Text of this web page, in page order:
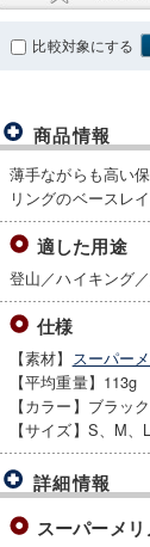
比較対象にする
商品情報
薄手ながらも高い
リングのベースレ
適した用途
登山／ハイキング
仕様
【素材】 スーパー
【平均重量】113g
【カラー】ブラッ
【サイズ】S、M
詳細情報
スーパーメ